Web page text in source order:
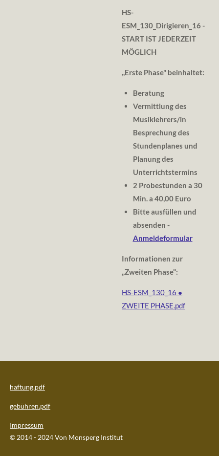
HS-
ESM_130_Dirigieren _16-
START IST JEDERZEIT
MÖGLICH
,,Erste Phase" beinhaltet:
Beratung
Vermittlung des
Musiklehrers/in
Besprechung des
Stundenplanes und
Planung des
Unterrichtstermins
2 Probestunden a 30
Min. a 40,00 Euro
Bitte ausfüllen und
absenden -
Anmeldeformular
Informationen zur
,,Zweiten Phase":
HS-ESM_130_16 ●
ZWEITE PHASE.pdf
haftung.pdf
gebühren.pdf
Impressum
© 2014 - 2024 Von Monsperg Institut